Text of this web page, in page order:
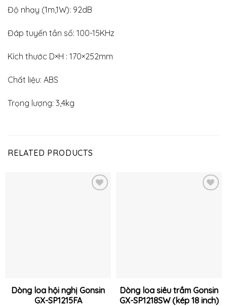
Độ nhạy (1m,1W): 92dB
Đáp tuyến tần số: 100-15KHz
Kích thước D×H : 170×252mm
Chất liệu: ABS
Trọng lượng: 3,4kg
RELATED PRODUCTS
Dòng loa hội nghị Gonsin
GX-SP1215FA
Dòng loa siêu trầm Gonsin
GX-SP1218SW (kép 18 inch)